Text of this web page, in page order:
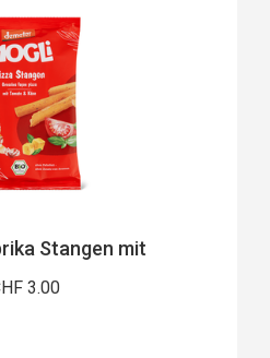
Stangen mit
3.00